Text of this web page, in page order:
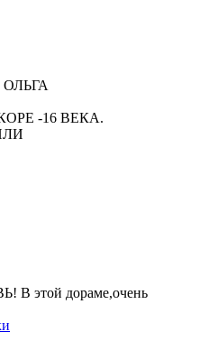
КОРЕ -16 ВЕКА.
этой дораме,очень